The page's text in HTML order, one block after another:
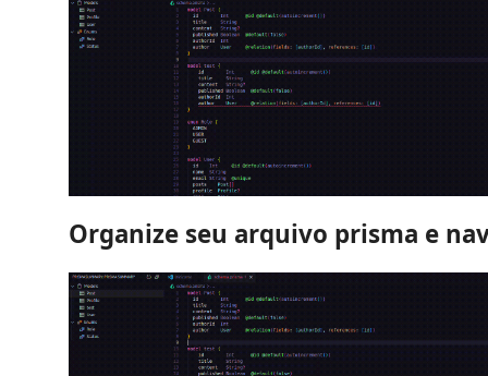
Organize seu arquivo prisma e